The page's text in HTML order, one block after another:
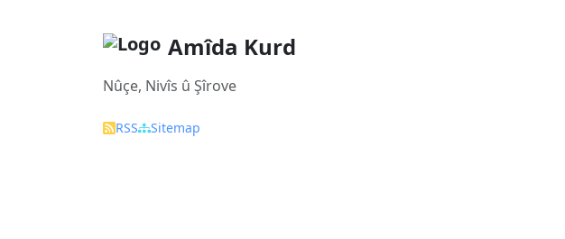
Amîda Kurd
Nûçe, Nivîs û Şîrove
RSS Sitemap